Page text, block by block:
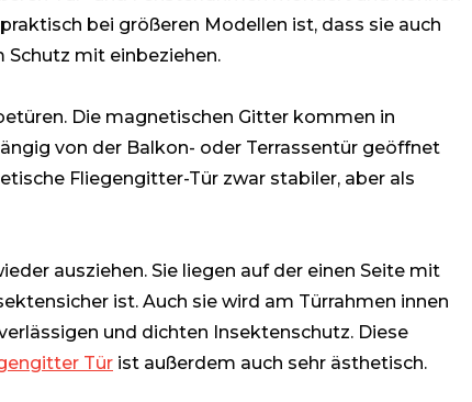
bei größeren Modellen ist, dass sie auch
Schutz mit einbeziehen.
Die magnetischen Gitter kommen in
von der Balkon- oder Terrassentür geöffnet
Fliegengitter-Tür zwar stabiler, aber als
ausziehen. Sie liegen auf der einen Seite mit
ist. Auch sie wird am Türrahmen innen
und dichten Insektenschutz. Diese
Tür ist außerdem auch sehr ästhetisch.